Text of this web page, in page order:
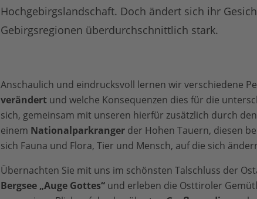
Hochgebirgslandschaft. Doch ändert sich ihr
Gebirgsregionen überdurchschnittlich stark.
Anschaulich und eindrucksvoll lernen wir verschiedene
verändertund welche Konsequenzen dies für die
sich, gemeinsam mit unseren hierfür zusätzlich durch
einem Nationalparkrangerder Hohen Tauern, diesen
sich Fauna und Flora, Tier und Mensch, auf die sich
Übernachten Sie mit uns im schönsten Talschluss der
Bergsee „Auge Gottes“ und erleben die Osttiroler